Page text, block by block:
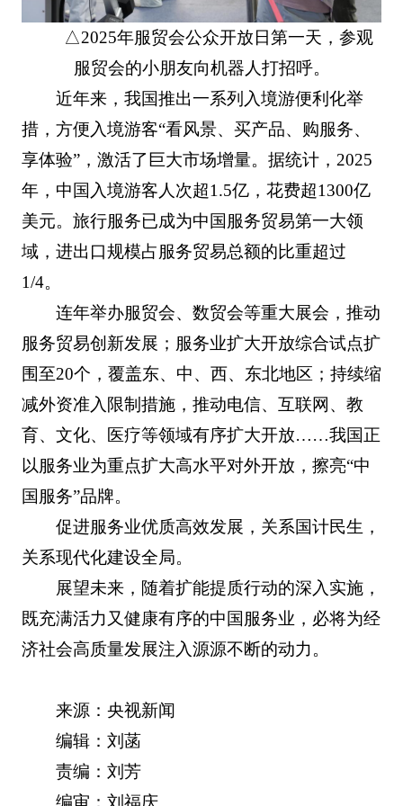
△2025年服贸会公众开放日第一天，参观
服贸会的小朋友向机器人打招呼。
近年来，我国推出一系列入境游便利化举
措，方便入境游客“看风景、买产品、购服务、
享体验”，激活了巨大市场增量。据统计，2025
年，中国入境游客人次超1.5亿，花费超1300亿
美元。旅行服务已成为中国服务贸易第一大领
域，进出口规模占服务贸易总额的比重超过
1/4。
连年举办服贸会、数贸会等重大展会，推动
服务贸易创新发展；服务业扩大开放综合试点扩
围至20个，覆盖东、中、西、东北地区；持续缩
减外资准入限制措施，推动电信、互联网、教
育、文化、医疗等领域有序扩大开放……我国正
以服务业为重点扩大高水平对外开放，擦亮“中
国服务”品牌。
促进服务业优质高效发展，关系国计民生，
关系现代化建设全局。
展望未来，随着扩能提质行动的深入实施，
既充满活力又健康有序的中国服务业，必将为经
济社会高质量发展注入源源不断的动力。
来源：央视新闻
编辑：刘菡
责编：刘芳
编审：刘福庆